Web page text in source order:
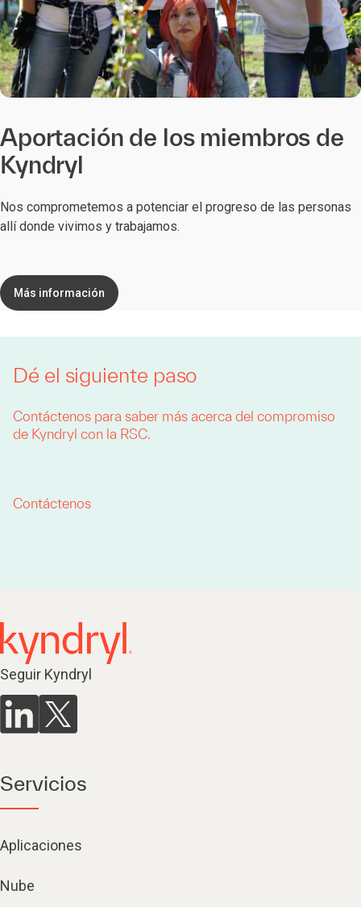
Aportación de los miembros de
Kyndryl
Nos comprometemos a potenciar el progreso de las personas
allí donde vivimos y trabajamos.
Más información
Dé el siguiente paso
Contáctenos para saber más acerca del compromiso
de Kyndryl con la RSC.
Contáctenos
Seguir Kyndryl
Servicios
Aplicaciones
Nube